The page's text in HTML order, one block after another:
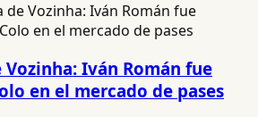
Iván Román fue
en el mercado de pases